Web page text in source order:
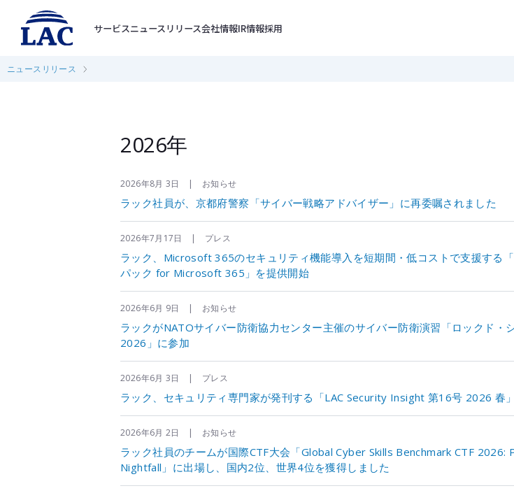
サービスニュースリリース会社情報IR情報採用
ニュースリリース
2026年
2026年8月 3日 | お知らせ
ラック社員が、京都府警察「サイバー戦略アドバイザー」に再委嘱されました
2026年7月17日 | プレス
ラック、Microsoft 365のセキュリティ機能導入を短期間・低コストで支援する
パック for Microsoft 365」を提供開始
2026年6月 9日 | お知らせ
ラックがNATOサイバー防衛協力センター主催のサイバー防衛演習「ロックド・
2026」に参加
2026年6月 3日 | プレス
ラック、セキュリティ専門家が発刊する「LAC Security Insight 第16号 2026 春
2026年6月 2日 | お知らせ
ラック社員のチームが国際CTF大会「Global Cyber Skills Benchmark CTF 2026:
Nightfall」に出場し、国内2位、世界4位を獲得しました